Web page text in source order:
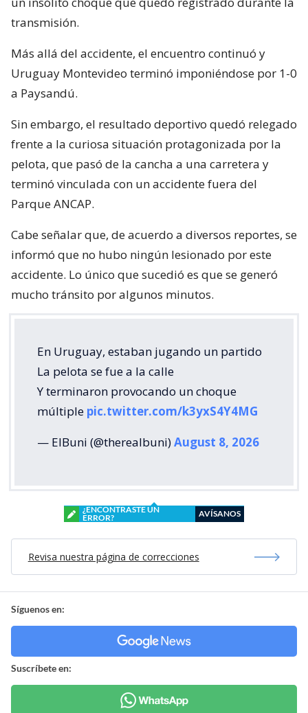
transmisión.
Más allá del accidente, el encuentro continuó y
Uruguay Montevideo terminó imponiéndose por 1-0
a Paysandú.
Sin embargo, el resultado deportivo quedó relegado
frente a la curiosa situación protagonizada por la
pelota, que pasó de la cancha a una carretera y
terminó vinculada con un accidente fuera del
Parque ANCAP.
Cabe señalar que, de acuerdo a diversos reportes, se
informó que no hubo ningún lesionado por este
accidente. Lo único que sucedió es que se generó
mucho tránsito por algunos minutos.
En Uruguay, estaban jugando un partido
La pelota se fue a la calle
Y terminaron provocando un choque
múltiple pic.twitter.com/k3yxS4Y4MG
— ElBuni (@therealbuni)August 8, 2026
¿ENCONTRASTE UN
ERROR?
AVÍSANOS
Revisa nuestra página de correcciones
Síguenos en:
Suscríbete en: